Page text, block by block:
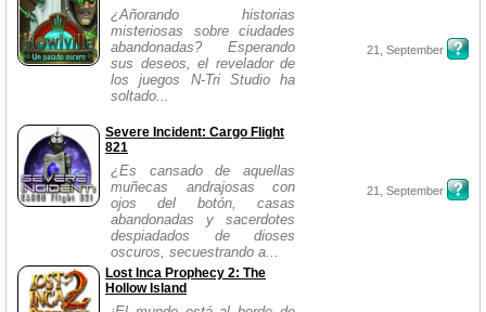
¿Añorando historias
misteriosas sobre ciudades
abandonadas? Esperando
sus deseos, el revelador de
los juegos N-Tri Studio ha
soltado...
21, September
Severe Incident: Cargo Flight
821
¿Es cansado de aquellas
muñecas andrajosas con
ojos del botón, casas
abandonadas y sacerdotes
despiadados de dioses
oscuros, secuestrando a...
21, September
Lost Inca Prophecy 2: The
Hollow Island